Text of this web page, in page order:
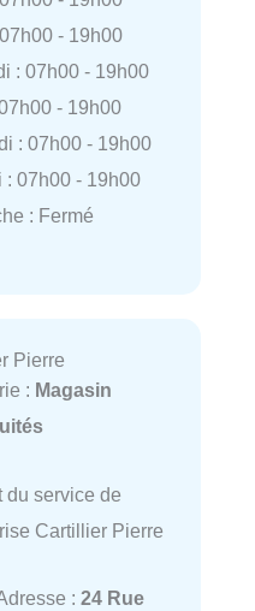
- 19h00
: 07h00 - 19h00
- 19h00
: 07h00 - 19h00
: 07h00 - 19h00
: Fermé
Pierre
: Magasin
du service de
Cartillier Pierre
: 24 Rue